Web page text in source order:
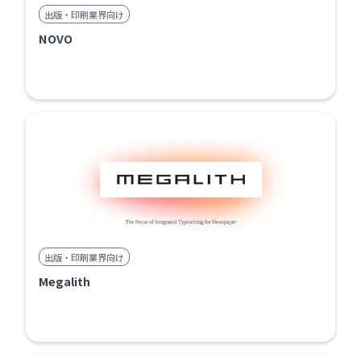
出版・印刷業界向け
NOVO
出版・印刷業界向け
Megalith